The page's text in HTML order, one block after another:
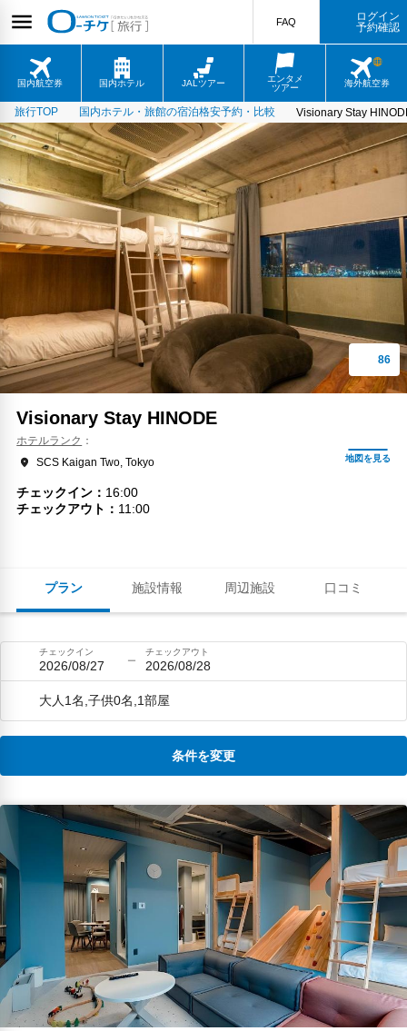
国内航空券 国内ホテル JALツアー
エンタメ
ツアー
海外航空券
FAQ
ログイン
予約確認
旅行TOP 国内ホテル・旅館の宿泊格安予約・比較 Visionary Stay
プラン 施設情報 周辺施設 口コミ
Visionary Stay HINODE
ホテルランク
SCS Kaigan Two, Tokyo
チェックイン
16:00
チェックアウト
11:00
チェックイン
2026/08/27
チェックアウト
2026/08/28
大人1名,子供0名,1部屋
条件を変更